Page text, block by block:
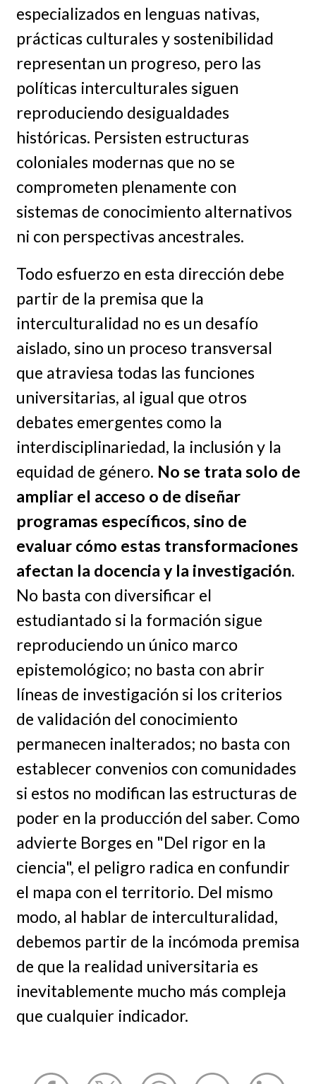
especializados en lenguas nativas,
prácticas culturales y sostenibilidad
representan un progreso, pero las
políticas interculturales siguen
reproduciendo desigualdades
históricas. Persisten estructuras
coloniales modernas que no se
comprometen plenamente con
sistemas de conocimiento alternativos
ni con perspectivas ancestrales.
Todo esfuerzo en esta dirección debe
partir de la premisa que la
interculturalidad no es un desafío
aislado, sino un proceso transversal
que atraviesa todas las funciones
universitarias, al igual que otros
debates emergentes como la
interdisciplinariedad, la inclusión y la
equidad de género. No se trata solo de
ampliar el acceso o de diseñar
programas específicos, sino de
evaluar cómo estas transformaciones
afectan la docencia y la investigación.
No basta con diversificar el
estudiantado si la formación sigue
reproduciendo un único marco
epistemológico; no basta con abrir
líneas de investigación si los criterios
de validación del conocimiento
permanecen inalterados; no basta con
establecer convenios con comunidades
si estos no modifican las estructuras de
poder en la producción del saber. Como
advierte Borges en "Del rigor en la
ciencia", el peligro radica en confundir
el mapa con el territorio. Del mismo
modo, al hablar de interculturalidad,
debemos partir de la incómoda premisa
de que la realidad universitaria es
inevitablemente mucho más compleja
que cualquier indicador.